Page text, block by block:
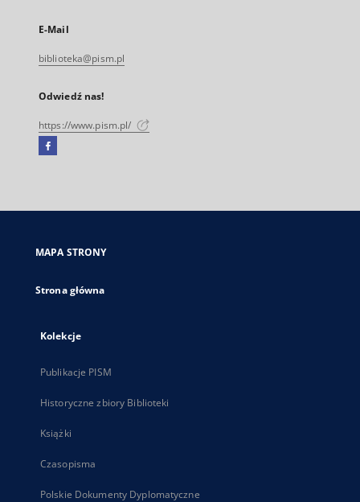
E-Mail
biblioteka@pism.pl
Odwiedź nas!
https://www.pism.pl/
Facebook
się
karcie
MAPA STRONY
Strona główna
Kolekcje
Publikacje PISM
Historyczne zbiory Biblioteki
Książki
Czasopisma
Polskie Dokumenty Dyplomatyczne